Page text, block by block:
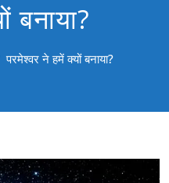
बनाया?
परमेश्वर ने हमें क्यों बनाया?